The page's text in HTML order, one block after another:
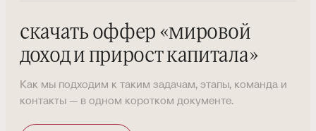
скачать оффер «мировой
доход и прирост капитала»
Как мы подходим к таким задачам, этапы, команда и
контакты — в одном коротком документе.